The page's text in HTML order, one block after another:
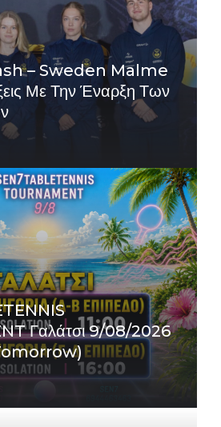
– Sweden Malme
Με Την Έναρξη Των
Γαλάτσι 9/08/2026